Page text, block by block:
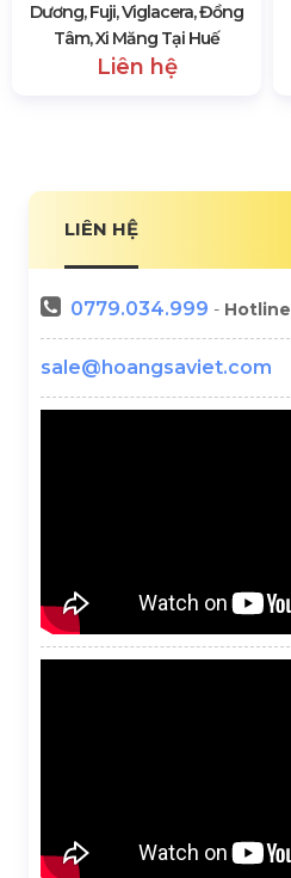
Dương, Fuji, Viglacera, Đồng
Tâm, Xi Măng Tại Huế
Liên hệ
LIÊN HỆ
0779.034.999 - Hotline
sale@hoangsaviet.com